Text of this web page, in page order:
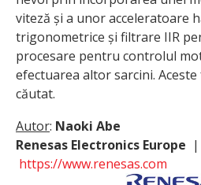
viteză și a unor acceleratoare
trigonometrice și filtrare IIR
procesare pentru controlul
efectuarea altor sarcini.
căutat.
Autor: Naoki Abe
Renesas Electronics Europe |
https://www.renesas.com